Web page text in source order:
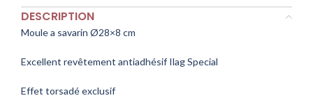
DESCRIPTION
Moule a savarin Ø28×8 cm
Excellent revêtement antiadhésif Ilag Special
Effet torsadé exclusif